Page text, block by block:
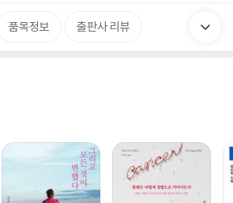
품목정보 출판사 리뷰